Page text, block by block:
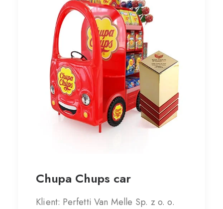
Chupa Chups car
Klient: Perfetti Van Melle Sp. z o. o.